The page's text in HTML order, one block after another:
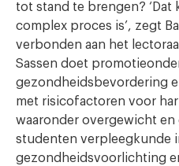
tot stand te brengen? ‘Dat
complex proces is’, zegt
verbonden aan het
Sassen doet
gezondheidsbevordering
met risicofactoren voor
waaronder overgewicht en
studenten verpleegkunde
gezondheidsvoorlichting